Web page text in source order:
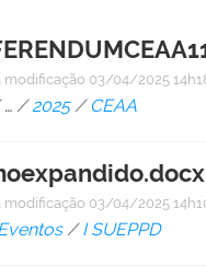
modificação 03/04/2025
…/2025 / CEAA
modificação 03/04/2025
/I SUEPPD